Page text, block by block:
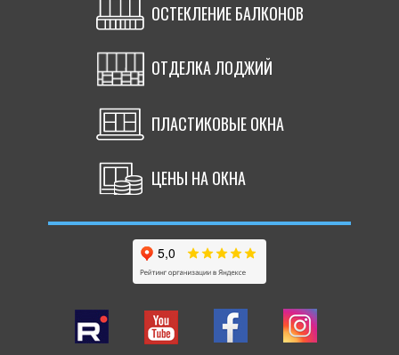
ОСТЕКЛЕНИЕ БАЛКОНОВ
ОТДЕЛКА ЛОДЖИЙ
ПЛАСТИКОВЫЕ ОКНА
ЦЕНЫ НА ОКНА